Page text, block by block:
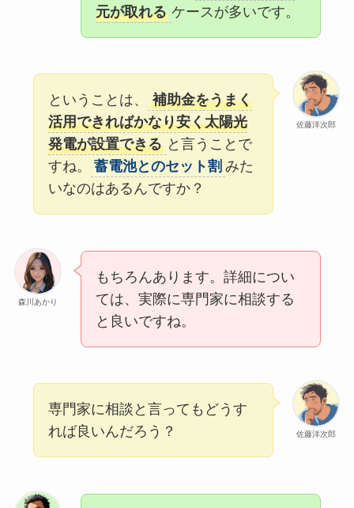
元が取れる ケースが多いです。
佐藤洋次郎
ということは、
補助金をうまく
活用できればかなり安く太陽光
発電が設置できる と言うことで
すね。
蓄電池とのセット割 みた
いなのはあるんですか？
森川あかり
もちろんあります。詳細につい
ては、実際に専門家に相談する
と良いですね。
佐藤洋次郎
専門家に相談と言ってもどうす
れば良いんだろう？